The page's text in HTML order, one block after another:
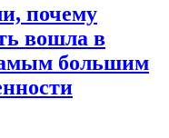
почему
вошла в
большим